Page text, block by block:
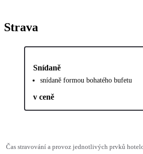
Strava
Snídaně
snídaně formou bohatého bufetu
v ceně
Čas stravování a provoz jednotlivých prvků